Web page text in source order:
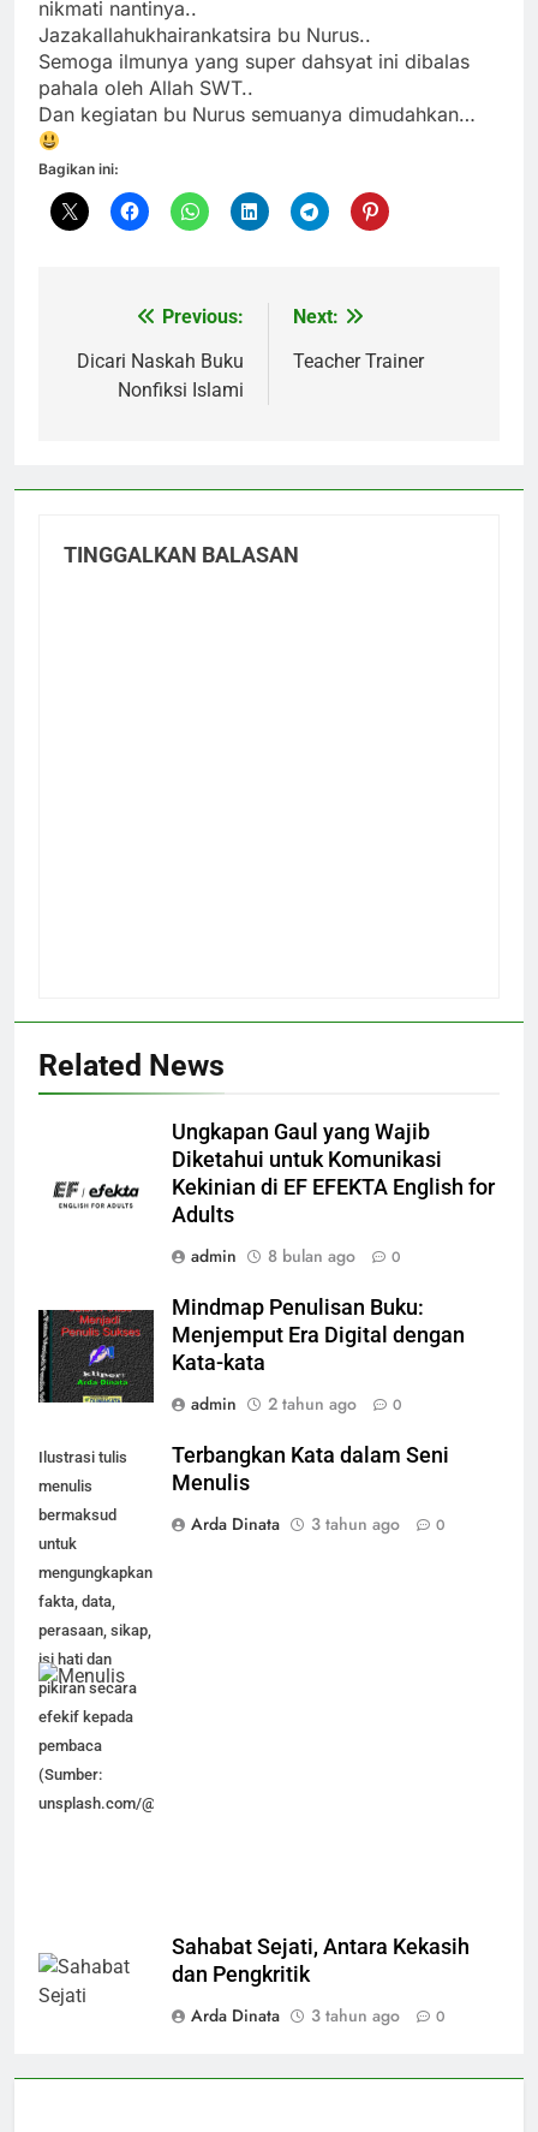
nikmati nantinya..
Jazakallahukhairankatsira bu Nurus..
Semoga ilmunya yang super dahsyat ini dibalas
pahala oleh Allah SWT..
Dan kegiatan bu Nurus semuanya dimudahkan…
Bagikan ini:
Navigasi
pos
Previous:
Dicari Naskah Buku
Nonfiksi Islami
Next:
Teacher Trainer
TINGGALKAN BALASAN
Related News
Ungkapan Gaul yang Wajib
Diketahui untuk Komunikasi
Kekinian di EF EFEKTA English for
Adults
admin
8 bulan ago 0
Mindmap Penulisan Buku:
Menjemput Era Digital dengan
Kata-kata
admin
2 tahun ago 0
Ilustrasi tulis
menulis
bermaksud
untuk
mengungkapkan
fakta, data,
perasaan, sikap,
isi hati dan
pikiran secara
efekif kepada
pembaca
(Sumber:
unsplash.com/@kaitlynbaker)
Terbangkan Kata dalam Seni
Menulis
Arda Dinata
3 tahun ago 0
Sahabat Sejati, Antara Kekasih
dan Pengkritik
Arda Dinata
3 tahun ago 0